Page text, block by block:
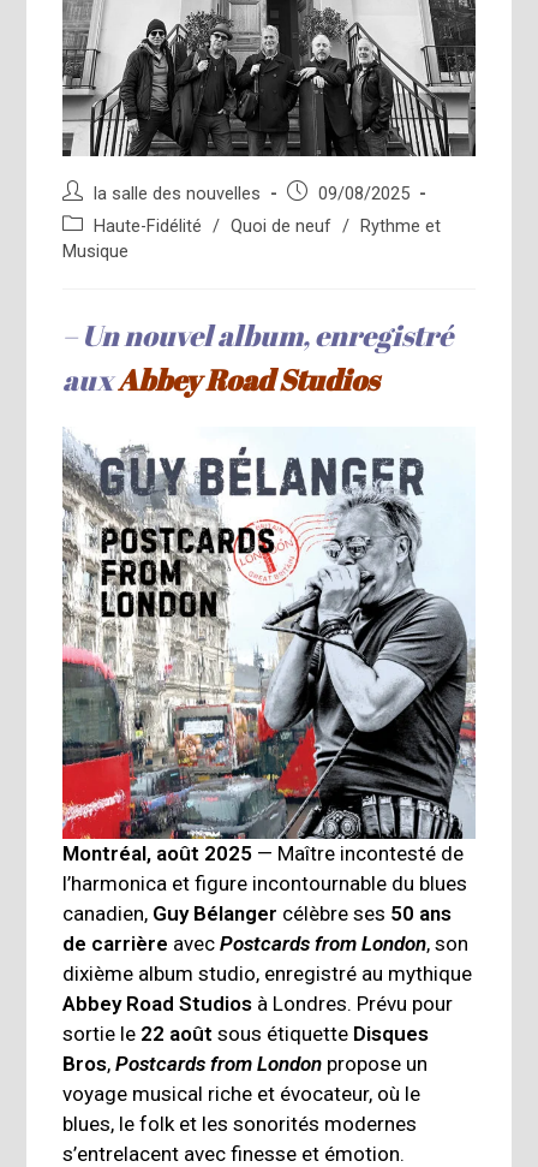
Auteur/autrice
de
la
publication :
la salle des nouvelles
Publication
publiée :
09/08/2025
Post
category:
Haute-Fidélité / Quoi de neuf /
Rythme et
Musique
– Un nouvel album, enregistré
auxAbbey Road Studios
Montréal, août 2025 — Maître incontesté de
l’harmonica et figure incontournable du blues
canadien, Guy Bélanger célèbre ses 50 ans
de carrière avecPostcards from London, son
dixième album studio, enregistré au mythique
Abbey Road Studios à Londres. Prévu pour
sortie le 22 août sous étiquette Disques
Bros,Postcards from London propose un
voyage musical riche et évocateur, où le
blues, le folk et les sonorités modernes
s’entrelacent avec finesse et émotion.